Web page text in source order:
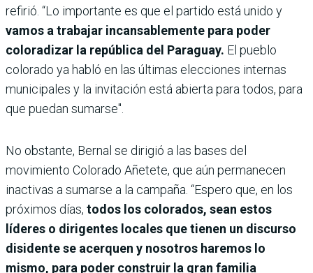
refirió. “Lo importante es que el partido está unido y
vamos a trabajar incansablemente para poder
coloradizar la república del Paraguay. El pueblo
colorado ya habló en las últimas elecciones internas
municipales y la invitación está abierta para todos, para
que puedan sumarse".
No obstante, Bernal se dirigió a las bases del
movimiento Colorado Añetete, que aún permanecen
inactivas a sumarse a la campaña. “Espero que, en los
próximos días, todos los colorados, sean estos
líderes o dirigentes locales que tienen un discurso
disidente se acerquen y nosotros haremos lo
mismo, para poder construir la gran familia